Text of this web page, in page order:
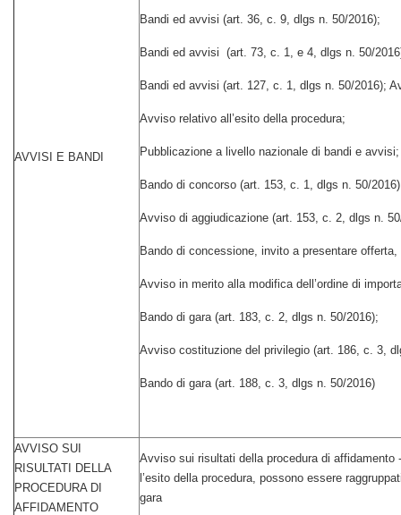
AVVISI E BANDI
Bandi ed avvisi (art. 36, c. 9, dlgs n. 50/2016);
Bandi ed avvisi (art. 73, c. 1, e 4, dlgs n. 50/
Bandi ed avvisi (art. 127, c. 1, dlgs n. 50/2016);
Avviso relativo all’esito della procedura;
Pubblicazione a livello nazionale di bandi e avvisi;
Bando di concorso (art. 153, c. 1, dlgs n. 50/
Avviso di aggiudicazione (art. 153, c. 2, dlgs n.
Bando di concessione, invito a presentare
Avviso in merito alla modifica dell’ordine di
Bando di gara (art. 183, c. 2, dlgs n. 50/2016);
Avviso costituzione del privilegio (art. 186, c. 3,
Bando di gara (art. 188, c. 3, dlgs n. 50/2016)
AVVISO SUI
RISULTATI DELLA
PROCEDURA DI
AFFIDAMENTO
Avviso sui risultati della procedura di
l’esito della procedura, possono essere
gara